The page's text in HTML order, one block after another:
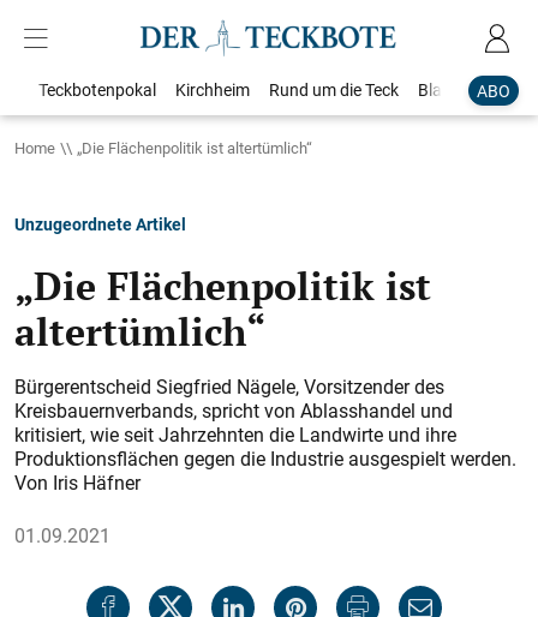
ABO
Teckbotenpokal Kirchheim Rund um die Teck Blaulicht
Home „Die Flächenpolitik ist altertümlich“
Unzugeordnete Artikel
„Die Flächenpolitik ist
altertümlich“
Bürgerentscheid Siegfried Nägele, Vorsitzender des
Kreisbauernverbands, spricht von Ablasshandel und
kritisiert, wie seit Jahrzehnten die Landwirte und ihre
Produktionsflächen gegen die Industrie ausgespielt werden.
Von Iris Häfner
01.09.2021